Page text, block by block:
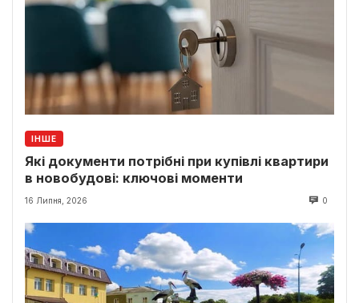
ІНШЕ
Які документи потрібні при купівлі квартири
в новобудові: ключові моменти
16 Липня, 2026 0